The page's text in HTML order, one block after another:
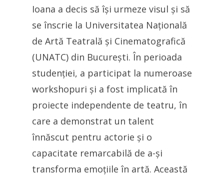
Ioana a decis să își urmeze visul și să
se înscrie la Universitatea Națională
de Artă Teatrală și Cinematografică
(UNATC) din București. În perioada
studenției, a participat la numeroase
workshopuri și a fost implicată în
proiecte independente de teatru, în
care a demonstrat un talent
înnăscut pentru actorie și o
capacitate remarcabilă de a-și
transforma emoțiile în artă. Această